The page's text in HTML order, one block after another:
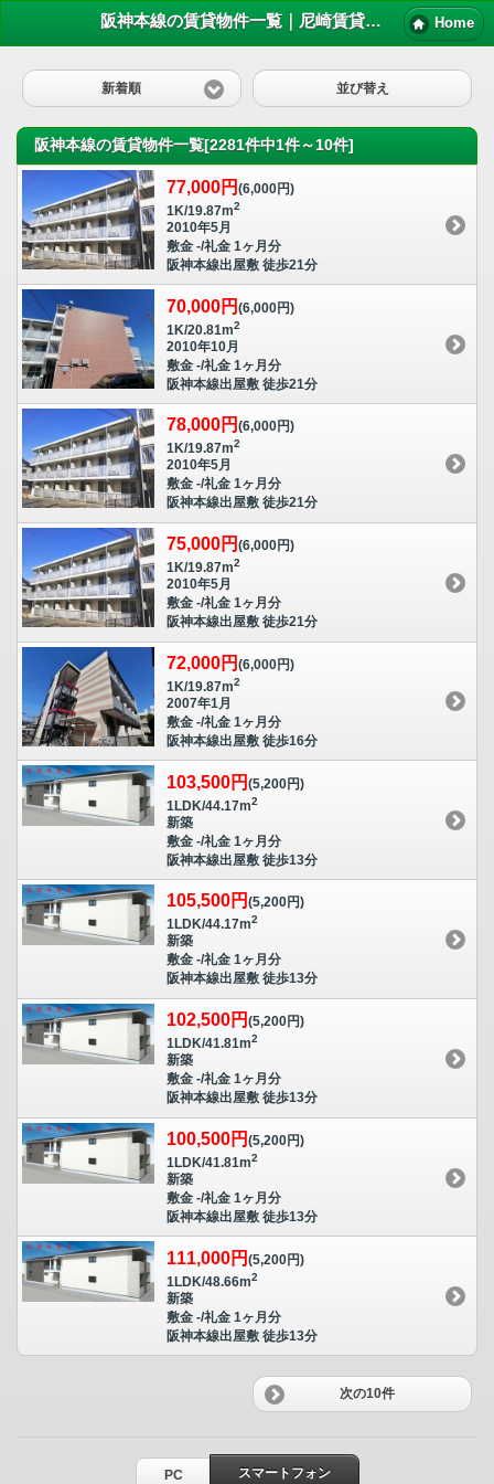
阪神本線の賃貸物件一覧｜尼崎賃貸マンション情報NET Home
新着順 並び替え
阪神本線の賃貸物件一覧[2281件中1件～10件]
77,000円 (6,000円)
1K/19.87m2
2010年5月
敷金 -/礼金 1ヶ月分
阪神本線出屋敷 徒歩21分
70,000円 (6,000円)
1K/20.81m2
2010年10月
敷金 -/礼金 1ヶ月分
阪神本線出屋敷 徒歩21分
78,000円 (6,000円)
1K/19.87m2
2010年5月
敷金 -/礼金 1ヶ月分
阪神本線出屋敷 徒歩21分
75,000円 (6,000円)
1K/19.87m2
2010年5月
敷金 -/礼金 1ヶ月分
阪神本線出屋敷 徒歩21分
72,000円 (6,000円)
1K/19.87m2
2007年1月
敷金 -/礼金 1ヶ月分
阪神本線出屋敷 徒歩16分
103,500円 (5,200円)
1LDK/44.17m2
新築
敷金 -/礼金 1ヶ月分
阪神本線出屋敷 徒歩13分
105,500円 (5,200円)
1LDK/44.17m2
新築
敷金 -/礼金 1ヶ月分
阪神本線出屋敷 徒歩13分
102,500円 (5,200円)
1LDK/41.81m2
新築
敷金 -/礼金 1ヶ月分
阪神本線出屋敷 徒歩13分
100,500円 (5,200円)
1LDK/41.81m2
新築
敷金 -/礼金 1ヶ月分
阪神本線出屋敷 徒歩13分
111,000円 (5,200円)
1LDK/48.66m2
新築
敷金 -/礼金 1ヶ月分
阪神本線出屋敷 徒歩13分
次の10件
PC スマートフォン